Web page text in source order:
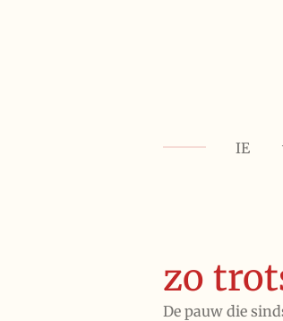
IE
zo
De pauw die